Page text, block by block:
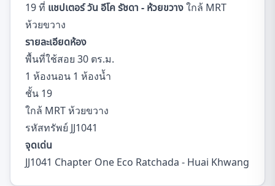
19 ที่ แชปเตอร์ วัน อีโค รัชดา - ห้วยขวางใกล้ MRT
ห้วยขวาง
รายละเอียดห้อง
พื้นที่ใช้สอย 30 ตร.ม.
1 ห้องนอน 1 ห้องน้ำ
ชั้น 19
ใกล้ MRT ห้วยขวาง
รหัสทรัพย์ JJ1041
จุดเด่น
JJ1041 Chapter One Eco Ratchada - Huai Khwang